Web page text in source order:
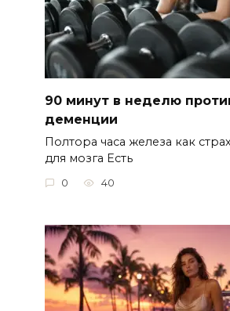
90 минут в неделю
деменции
Полтора часа железа как
для мозга Есть
0 40